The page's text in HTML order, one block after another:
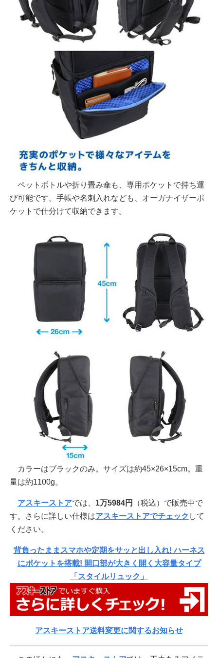
ペットボトルや折り畳み傘も、専用ポケットで持ち運
び可能です。手帳や名刺入れなども、オーガナイザーポ
ケットで仕分けて収納できます。
カラーはブラックのみ。サイズは約45×26×15cm。重
量は約1100g。
アスキーストアでは、 1万5984円
（税込）で販売中で
す。さらに詳しい仕様はアスキーストアでチェック して
ください。
背負ったままスマホや定期をサッと出し入れ! ハーネス
にポケットを搭載! 開口部が大きく開く大容量タイプ
「スタイルリュック」
アスキーストア送料変更に関するお知らせ